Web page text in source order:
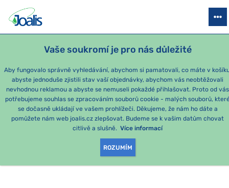
Vaše soukromí je pro nás důležité
Aby fungovalo správně vyhledávání, abychom si pamatovali, co máte v
abyste jednoduše zjistili stav vaší objednávky, abychom vás neobtěžovali
nevhodnou reklamou a abyste se nemuseli pokaždé přihlašovat. Proto od vás
potřebujeme souhlas se zpracováním souborů cookie - malých souborů,
se dočasně ukládají ve vašem prohlížeči. Děkujeme, že nám ho dáte a
pomůžete nám web joalis.cz zlepšovat. Budeme se k vašim datům chovat
citlivě a slušně. Více informací
ROZUMÍM
PRODUKTY PODLE OBTÍŽÍ SEZÓNNÍ BALÍČKY PRO DĚTI
OMLOUVÁME SE, ALE
TATO STRÁNKA
NEEXISTUJE.